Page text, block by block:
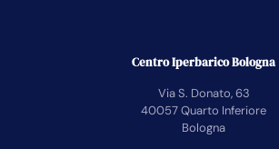
Centro Iperbarico Bologna
Via S. Donato, 63
40057 Quarto Inferiore
Bologna